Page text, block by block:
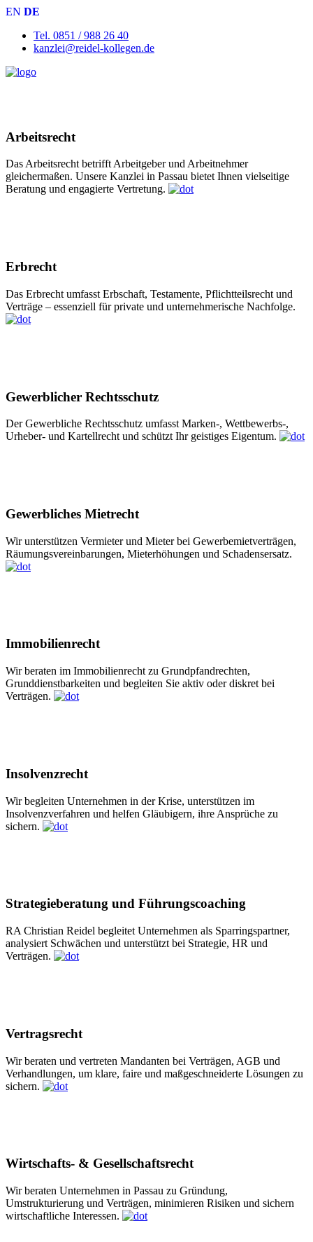
EN DE
Tel. 0851 / 988 26 40
kanzlei@reidel-kollegen.de
Arbeitsrecht
Das Arbeitsrecht betrifft Arbeitgeber und Arbeitnehmer
gleichermaßen. Unsere Kanzlei in Passau bietet Ihnen vielseitige
Beratung und engagierte Vertretung.
Erbrecht
Das Erbrecht umfasst Erbschaft, Testamente, Pflichtteilsrecht und
Verträge – essenziell für private und unternehmerische Nachfolge.
Gewerblicher Rechtsschutz
Der Gewerbliche Rechtsschutz umfasst Marken-, Wettbewerbs-,
Urheber- und Kartellrecht und schützt Ihr geistiges Eigentum.
Gewerbliches Mietrecht
Wir unterstützen Vermieter und Mieter bei Gewerbemietverträgen,
Räumungsvereinbarungen, Mieterhöhungen und Schadensersatz.
Immobilienrecht
Wir beraten im Immobilienrecht zu Grundpfandrechten,
Grunddienstbarkeiten und begleiten Sie aktiv oder diskret bei
Verträgen.
Insolvenzrecht
Wir begleiten Unternehmen in der Krise, unterstützen im
Insolvenzverfahren und helfen Gläubigern, ihre Ansprüche zu
sichern.
Strategieberatung und Führungscoaching
RA Christian Reidel begleitet Unternehmen als Sparringspartner,
analysiert Schwächen und unterstützt bei Strategie, HR und
Verträgen.
Vertragsrecht
Wir beraten und vertreten Mandanten bei Verträgen, AGB und
Verhandlungen, um klare, faire und maßgeschneiderte Lösungen zu
sichern.
Wirtschafts- & Gesellschaftsrecht
Wir beraten Unternehmen in Passau zu Gründung,
Umstrukturierung und Verträgen, minimieren Risiken und sichern
wirtschaftliche Interessen.